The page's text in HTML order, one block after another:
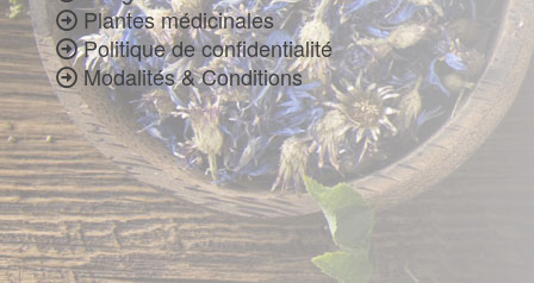
Plantes médicinales
Politique de confidentialité
Modalités & Conditions